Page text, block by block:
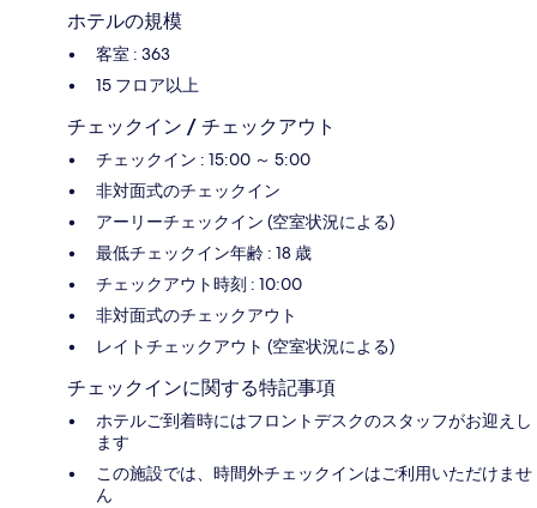
ホテルの規模
客室 : 363
15 フロア以上
チェックイン / チェックアウト
チェックイン : 15:00 ～ 5:00
非対面式のチェックイン
アーリーチェックイン (空室状況による)
最低チェックイン年齢 : 18 歳
チェックアウト時刻 : 10:00
非対面式のチェックアウト
レイトチェックアウト (空室状況による)
チェックインに関する特記事項
ホテルご到着時にはフロントデスクのスタッフがお迎えし
ます
この施設では、時間外チェックインはご利用いただけませ
ん